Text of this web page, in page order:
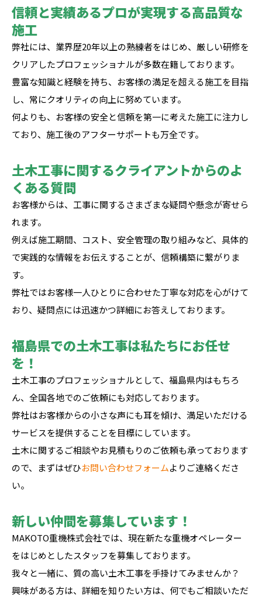
信頼と実績あるプロが実現する高品質な
施工
弊社には、業界歴20年以上の熟練者をはじめ、厳しい研修を
クリアしたプロフェッショナルが多数在籍しております。
豊富な知識と経験を持ち、お客様の満足を超える施工を目指
し、常にクオリティの向上に努めています。
何よりも、お客様の安全と信頼を第一に考えた施工に注力し
ており、施工後のアフターサポートも万全です。
土木工事に関するクライアントからのよ
くある質問
お客様からは、工事に関するさまざまな疑問や懸念が寄せら
れます。
例えば施工期間、コスト、安全管理の取り組みなど、具体的
で実践的な情報をお伝えすることが、信頼構築に繋がりま
す。
弊社ではお客様一人ひとりに合わせた丁寧な対応を心がけて
おり、疑問点には迅速かつ詳細にお答えしております。
福島県での土木工事は私たちにお任せ
を！
土木工事のプロフェッショナルとして、福島県内はもちろ
ん、全国各地でのご依頼にも対応しております。
弊社はお客様からの小さな声にも耳を傾け、満足いただける
サービスを提供することを目標にしています。
土木に関するご相談やお見積もりのご依頼も承っております
ので、まずはぜひお問い合わせフォームよりご連絡くださ
い。
新しい仲間を募集しています！
MAKOTO重機株式会社では、現在新たな重機オペレーター
をはじめとしたスタッフを募集しております。
我々と一緒に、質の高い土木工事を手掛けてみませんか？
興味がある方は、詳細を知りたい方は、何でもご相談いただ